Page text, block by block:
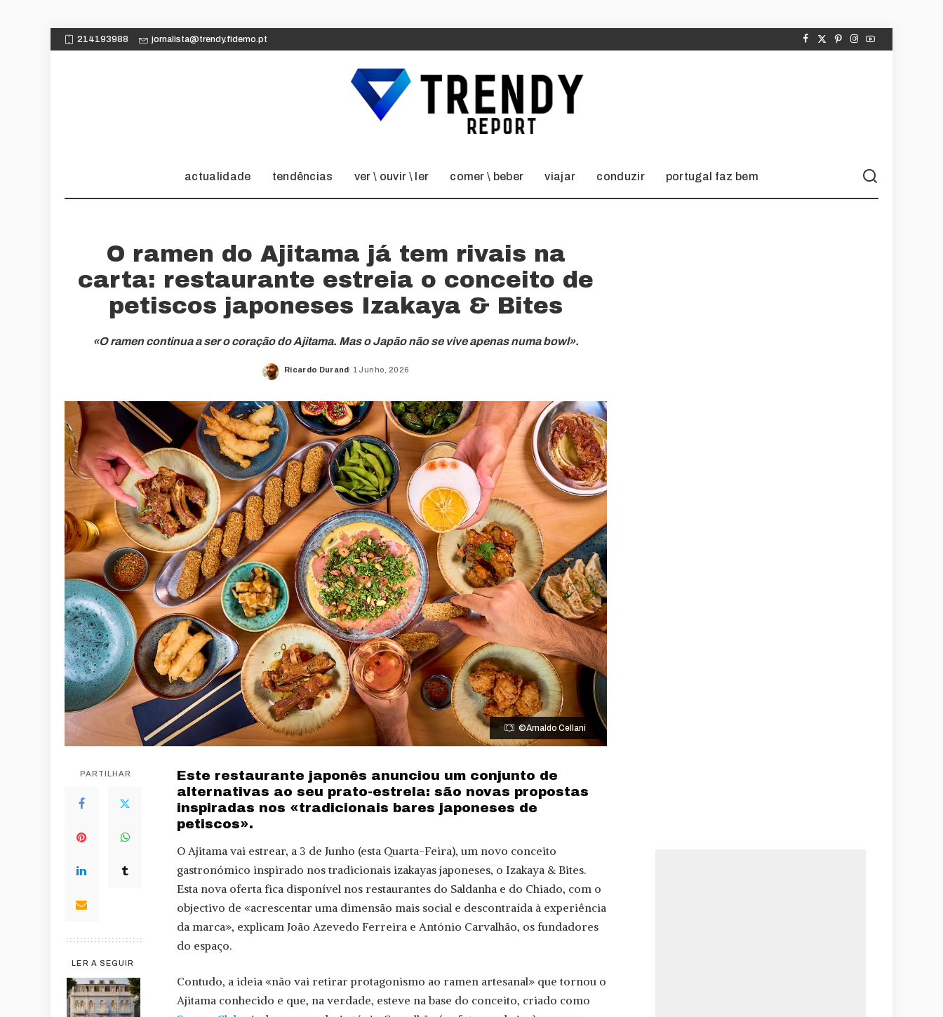
214193988 jornalista@trendy.fidemo.pt
actualidade tendências ver \ ouvir \ ler comer \ beber viajar conduzir portugal faz bem
O ramen do Ajitama já tem rivais na
carta: restaurante estreia o conceito de
petiscos japoneses Izakaya & Bites
«O ramen continua a ser o coração do Ajitama. Mas o Japão não se vive apenas numa bowl».
Posted
Ricardo Durand 1 Junho, 2026
©Arnaldo Cellani
PARTILHAR
LER A SEGUIR
Este restaurante japonês anunciou um conjunto de
alternativas ao seu prato-estrela: são novas propostas
inspiradas nos «tradicionais bares japoneses de
petiscos».
O Ajitama vai estrear, a 3 de Junho (esta Quarta-Feira), um novo conceito
gastronómico inspirado nos tradicionais izakayas japoneses, o Izakaya & Bites.
Esta nova oferta fica disponível nos restaurantes do Saldanha e do Chiado, com o
objectivo de «acrescentar uma dimensão mais social e descontraída à experiência
da marca», explicam João Azevedo Ferreira e António Carvalhão, os fundadores
do espaço.
Contudo, a ideia «não vai retirar protagonismo ao ramen artesanal» que tornou o
Ajitama conhecido e que, na verdade, esteve na base do conceito, criado como